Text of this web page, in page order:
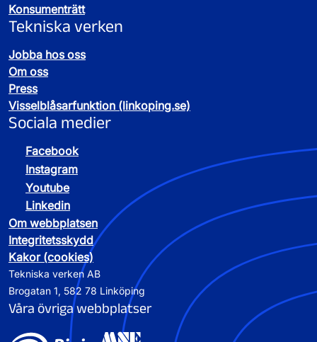
Konsumenträtt
Tekniska verken
Jobba hos oss
Om oss
Press
Visselblåsarfunktion (linkoping.se)
Sociala medier
Facebook
Instagram
Youtube
Linkedin
Om webbplatsen
Integritetsskydd
Kakor (cookies)
Tekniska verken AB
Brogatan 1, 582 78 Linköping
Våra övriga webbplatser